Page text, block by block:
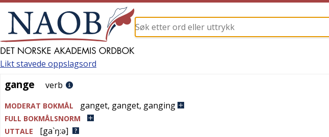
gange
Likt stavede oppslagsord
gange verb
MODERAT BOKMÅL ganget, ganget, ganging
FULL BOKMÅLSNORM
UTTALE
[ga`ŋ:ə]